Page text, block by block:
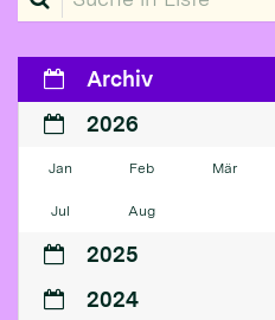
Archiv
2026
Jan Feb Mär
Jul Aug
2025
2024